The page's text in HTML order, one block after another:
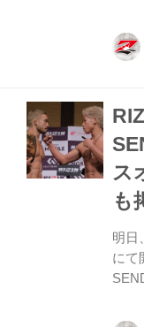
ス
ァン
中！
合
た公
ル
試
ス
も
明日
にて
量